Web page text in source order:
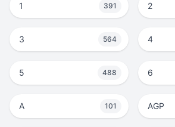
1 391 2
3 564 4
5 488 6
A 101 AGP